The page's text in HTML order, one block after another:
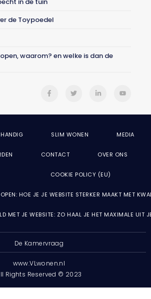
de Toypoedel
waarom? en welke is dan de
SLIM WONEN MEDIA
CONTACT OVER ONS
COOKIE POLICY (EU)
HOE JE JE WEBSITE STERKER MAAKT MET
MET JE WEBSITE: ZO HAAL JE HET MAXIMALE UIT
De Kamervraag
www.VLwonen.nl
Rights Reserved © 2023